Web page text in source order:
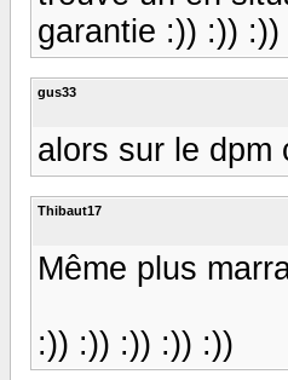
garantie :)) :)) :))
gus33
alors sur le dpm
Thibaut17
Même plus
:)) :)) :)) :)) :))